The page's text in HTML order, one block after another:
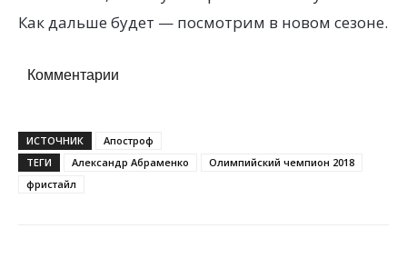
Как дальше будет — посмотрим в новом сезоне.
Комментарии
ИСТОЧНИК
Апостроф
ТЕГИ
Александр Абраменко
Олимпийский чемпион 2018
фристайл